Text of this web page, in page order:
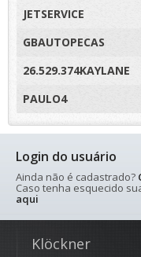
JETSERVICE
GBAUTOPECAS
26.529.374KAYLANE
PAULO4
Login do usuário
Ainda não é cadastrado?
Caso tenha esquecido
aqui
Klöckner